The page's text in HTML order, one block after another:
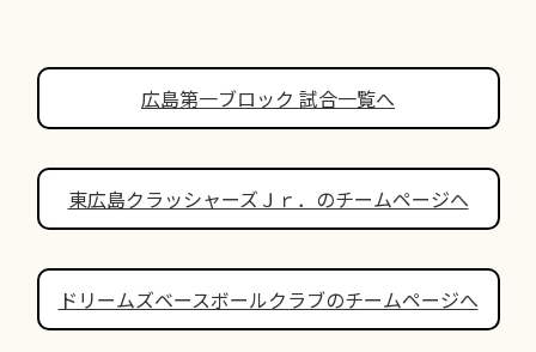
広島第一ブロック 試合一覧へ
東広島クラッシャーズＪｒ．のチームページへ
ドリームズベースボールクラブのチームページへ